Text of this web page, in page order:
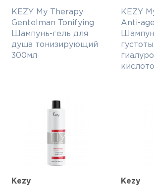
KEZY My Therapy
Gentelman Tonifying
Шампунь-гель для
душа тонизирующий
300мл
KEZY
Anti-
Kezy
Kezy